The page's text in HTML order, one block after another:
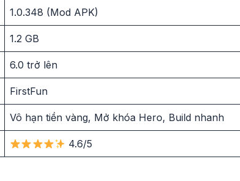
1.0.348 (Mod APK)
1.2 GB
6.0 trở lên
FirstFun
Vô hạn tiền vàng, Mở khóa Hero, Build nhanh
4.6/5